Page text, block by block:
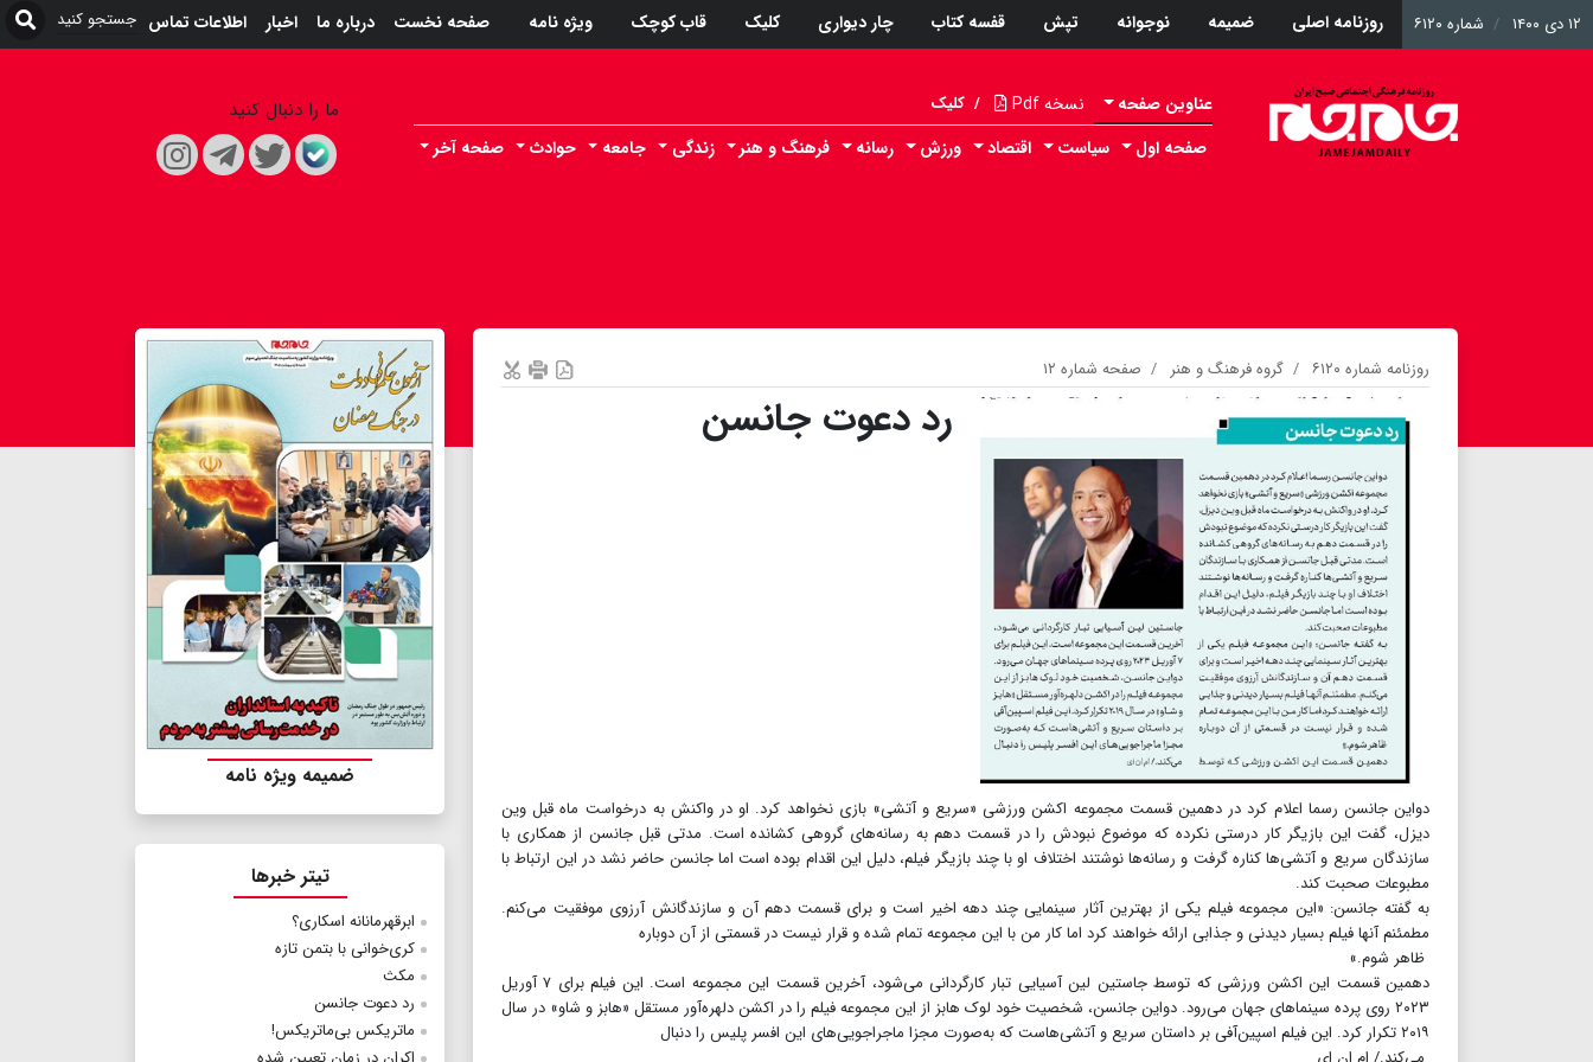
۱۲ دی ۱۴۰۰ شماره ۶۱۲۰ روزنامه اصلی ضمیمه نوجوانه تپش قفسه کتاب چار دیواری کلیک قاب کوچک ویژه نامه صفحه نخست درباره ما اخبار اطلاعات تماس
عناوین صفحه نسخه Pdf / کلیک
صفحه اول سیاست اقتصاد ورزش رسانه فرهنگ و هنر زندگی جامعه حوادث صفحه آخر
ما را دنبال کنید
روزنامه شماره ۶۱۲۰ گروه فرهنگ و هنر صفحه شماره ۱۲
رد دعوت جانسن
دواین جانسن رسما اعلام کرد در دهمین قسمت مجموعه اکشن ورزشی «سریع و آتشی» بازی نخواهد کرد. او در واکنش به درخواست ماه قبل وین
دیزل، گفت این بازیگر کار درستی نکرده که موضوع نبودش را در قسمت دهم به رسانه‌های گروهی کشانده است. مدتی قبل جانسن از همکاری با
سازندگان سریع و آتشی‌ها کناره گرفت و رسانه‌ها نوشتند اختلاف او با چند بازیگر فیلم، دلیل این اقدام بوده است اما جانسن حاضر نشد در این ارتباط با
مطبوعات صحبت کند.
به گفته جانسن: «این مجموعه فیلم یکی از بهترین آثار سینمایی چند دهه اخیر است و برای قسمت دهم آن و سازندگانش آرزوی موفقیت می‌کنم.
مطمئنم آنها فیلم بسیار دیدنی و جذابی ارائه خواهند کرد اما کار من با این مجموعه تمام شده و قرار نیست در قسمتی از آن دوباره
ظاهر شوم.»
دهمین قسمت این اکشن ورزشی که توسط جاستین لین آسیایی تبار کارگردانی می‌شود، آخرین قسمت این مجموعه است. این فیلم برای ۷ آوریل
۲۰۲۳ روی پرده سینماهای جهان می‌رود. دواین جانسن، شخصیت خود لوک هابز از این مجموعه فیلم را در اکشن دلهره‌آور مستقل «هابز و شاو» در سال
۲۰۱۹ تکرار کرد. این فیلم اسپین‌آفی بر داستان سریع و آتشی‌هاست که به‌صورت مجزا ماجراجویی‌های این افسر پلیس را دنبال
ضمیمه ویژه نامه
تیتر خبرها
ابرقهرمانانه اسکاری؟
کری‌خوانی با بتمن تازه
مکث
رد دعوت جانسن
ماتریکس بی‌ماتریکس!